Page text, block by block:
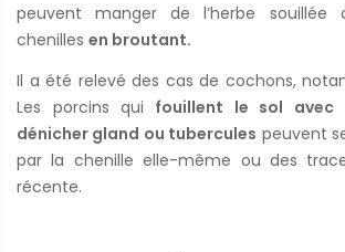
peuvent manger de l’herbe souillée
chenilles en broutant.
Il a été relevé des cas de cochons,
Les porcins qui fouillent le sol avec
dénicher gland ou tubercules peuvent
par la chenille elle-même ou des
récente.